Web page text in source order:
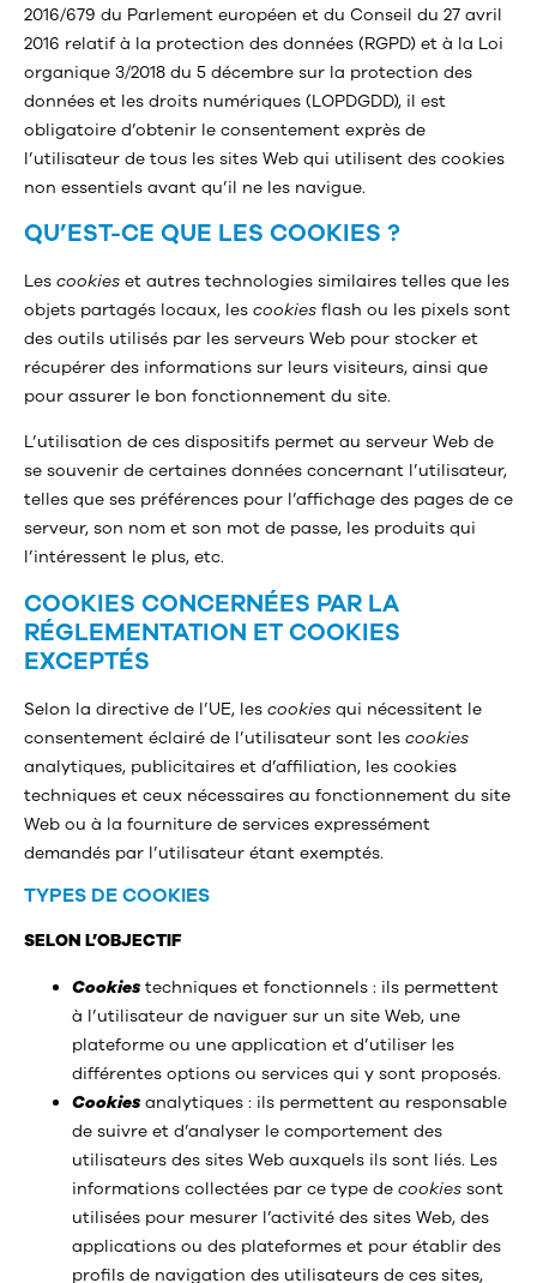
2016/679 du Parlement européen et du Conseil du 27 avril
2016 relatif à la protection des données (RGPD) et à la Loi
organique 3/2018 du 5 décembre sur la protection des
données et les droits numériques (LOPDGDD), il est
obligatoire d’obtenir le consentement exprès de
l’utilisateur de tous les sites Web qui utilisent des cookies
non essentiels avant qu’il ne les navigue.
QU’EST-CE QUE LES COOKIES ?
Les cookies et autres technologies similaires telles que les
objets partagés locaux, les cookies flash ou les pixels sont
des outils utilisés par les serveurs Web pour stocker et
récupérer des informations sur leurs visiteurs, ainsi que
pour assurer le bon fonctionnement du site.
L’utilisation de ces dispositifs permet au serveur Web de
se souvenir de certaines données concernant l’utilisateur,
telles que ses préférences pour l’affichage des pages de ce
serveur, son nom et son mot de passe, les produits qui
l’intéressent le plus, etc.
COOKIES CONCERNÉES PAR LA
RÉGLEMENTATION ET COOKIES
EXCEPTÉS
Selon la directive de l’UE, les cookies qui nécessitent le
consentement éclairé de l’utilisateur sont les cookies
analytiques, publicitaires et d’affiliation, les cookies
techniques et ceux nécessaires au fonctionnement du site
Web ou à la fourniture de services expressément
demandés par l’utilisateur étant exemptés.
TYPES DE COOKIES
SELON L’OBJECTIF
Cookiestechniques et fonctionnels : ils permettent
à l’utilisateur de naviguer sur un site Web, une
plateforme ou une application et d’utiliser les
différentes options ou services qui y sont proposés.
Cookiesanalytiques : ils permettent au responsable
de suivre et d’analyser le comportement des
utilisateurs des sites Web auxquels ils sont liés. Les
informations collectées par ce type de cookies sont
utilisées pour mesurer l’activité des sites Web, des
applications ou des plateformes et pour établir des
profils de navigation des utilisateurs de ces sites,